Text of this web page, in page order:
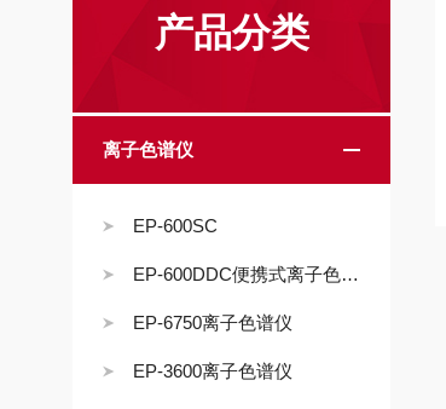
产品分类
离子色谱仪
EP-600SC
EP-600DDC便携式离子色谱仪
EP-6750离子色谱仪
EP-3600离子色谱仪